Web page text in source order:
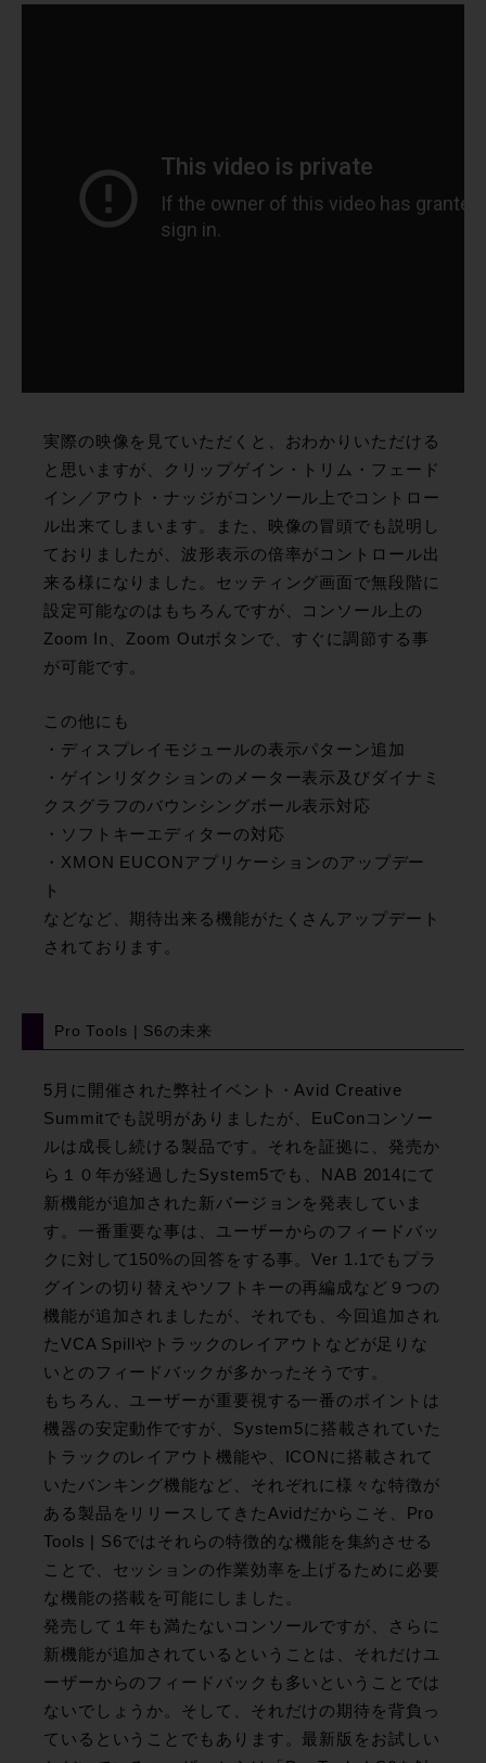
実際の映像を見ていただくと、おわかりいただける
と思いますが、クリップゲイン・トリム・フェード
イン／アウト・ナッジがコンソール上でコントロー
ル出来てしまいます。また、映像の冒頭でも説明し
ておりましたが、波形表示の倍率がコントロール出
来る様になりました。セッティング画面で無段階に
設定可能なのはもちろんですが、コンソール上の
Zoom In、Zoom Outボタンで、すぐに調節する事
が可能です。
この他にも
・ディスプレイモジュールの表示パターン追加
・ゲインリダクションのメーター表示及びダイナミ
クスグラフのバウンシングボール表示対応
・ソフトキーエディターの対応
・XMON EUCONアプリケーションのアップデー
ト
などなど、期待出来る機能がたくさんアップデート
されております。
Pro Tools | S6の未来
5月に開催された弊社イベント・Avid Creative
Summitでも説明がありましたが、EuConコンソー
ルは成長し続ける製品です。それを証拠に、発売か
ら１０年が経過したSystem5でも、NAB 2014にて
新機能が追加された新バージョンを発表していま
す。一番重要な事は、ユーザーからのフィードバッ
クに対して150%の回答をする事。Ver 1.1でもプラ
グインの切り替えやソフトキーの再編成など９つの
機能が追加されましたが、それでも、今回追加され
たVCA Spillやトラックのレイアウトなどが足りな
いとのフィードバックが多かったそうです。
もちろん、ユーザーが重要視する一番のポイントは
機器の安定動作ですが、System5に搭載されていた
トラックのレイアウト機能や、ICONに搭載されて
いたバンキング機能など、それぞれに様々な特徴が
ある製品をリリースしてきたAvidだからこそ、Pro
Tools | S6ではそれらの特徴的な機能を集約させる
ことで、セッションの作業効率を上げるために必要
な機能の搭載を可能にしました。
発売して１年も満たないコンソールですが、さらに
新機能が追加されているということは、それだけユ
ーザーからのフィードバックも多いということでは
ないでしょうか。そして、それだけの期待を背負っ
ているということでもあります。最新版をお試しい